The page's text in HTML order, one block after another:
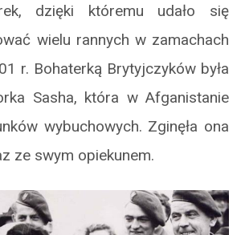
dzięki któremu udało się
wielu rannych w zamachach
r. Bohaterką Brytyjczyków była
Sasha, która w Afganistanie
wybuchowych. Zginęła ona
ze swym opiekunem.